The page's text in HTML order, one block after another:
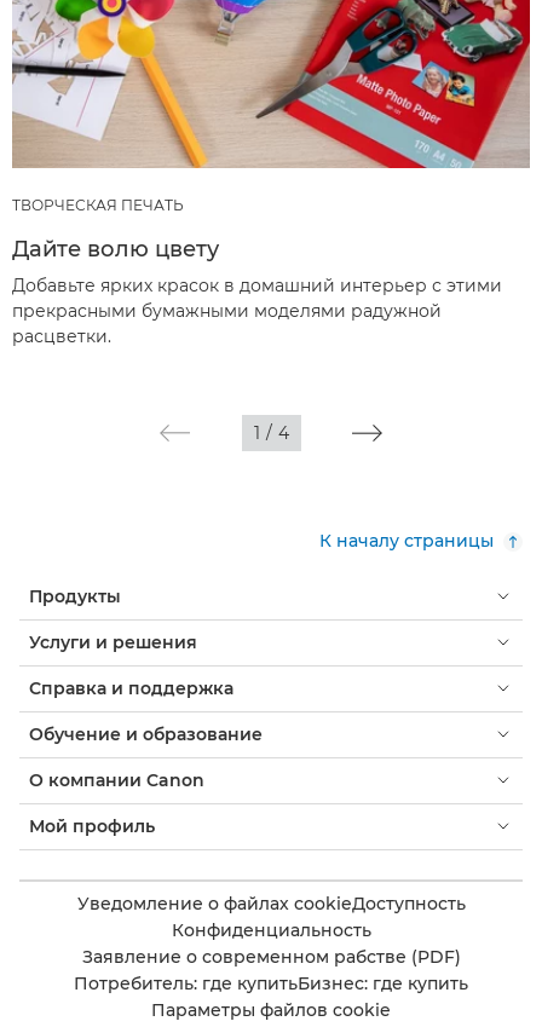
ТВОРЧЕСКАЯ ПЕЧАТЬ
Дайте волю цвету
Добавьте ярких красок в домашний интерьер с этими
прекрасными бумажными моделями радужной
расцветки.
1 / 4
К началу страницы
Продукты
Услуги и решения
Справка и поддержка
Обучение и образование
О компании Canon
Мой профиль
Уведомление о файлах cookieДоступность
Конфиденциальность
Заявление о современном рабстве (PDF)
Потребитель: где купитьБизнес: где купить
Параметры файлов cookie